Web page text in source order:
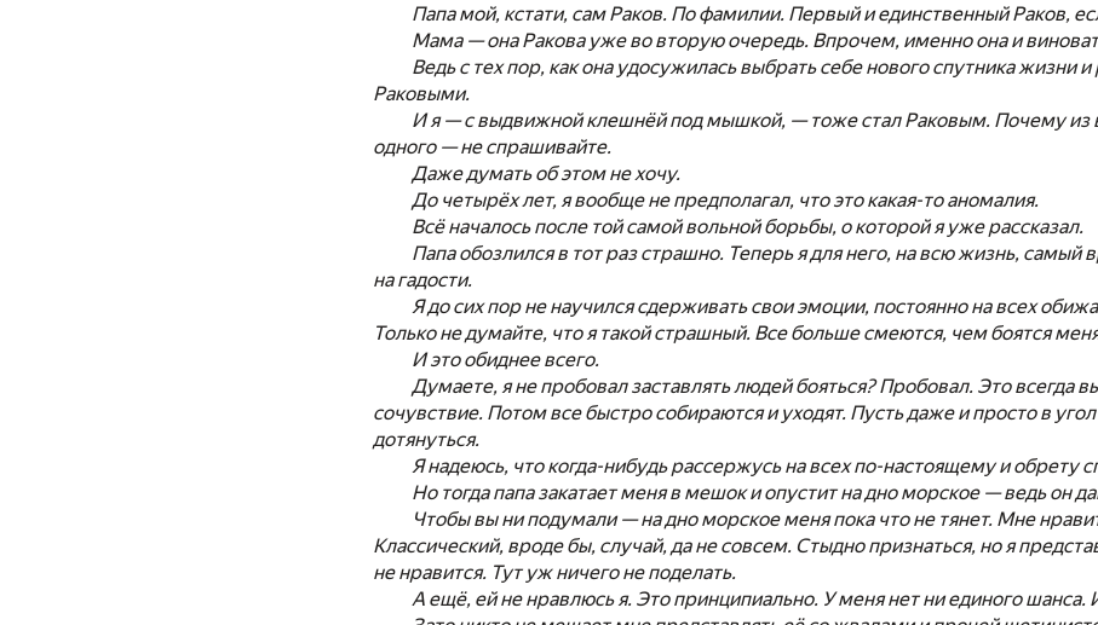
Папа мой, кстати, сам Раков. По фамилии. Первый и единственный Раков,
Мама — она Ракова уже во вторую очередь. Впрочем, именно она и
Ведь с тех пор, как она удосужилась выбрать себе нового спутника жизни
Раковыми.
И я — с выдвижной клешнёй под мышкой, — тоже стал Раковым. Почему из
одного — не спрашивайте.
Даже думать об этом не хочу.
До четырёх лет, я вообще не предполагал, что это какая-то аномалия.
Всё началось после той самой вольной борьбы, о которой я уже рассказал.
Папа обозлился в тот раз страшно. Теперь я для него, на всю жизнь,
на гадости.
Я до сих пор не научился сдерживать свои эмоции, постоянно на всех
Только не думайте, что я такой страшный. Все больше смеются, чем боятся
И это обиднее всего.
Думаете, я не пробовал заставлять людей бояться? Пробовал. Это всегда
сочувствие. Потом все быстро собираются и уходят. Пусть даже и просто в
дотянуться.
Я надеюсь, что когда-нибудь рассержусь на всех по-настоящему и обрету
Но тогда папа закатает меня в мешок и опустит на дно морское — ведь он
Чтобы вы ни подумали — на дно морское меня пока что не тянет. Мне
Классический, вроде бы, случай, да не совсем. Стыдно признаться, но я
не нравится. Тут уж ничего не поделать.
А ещё, ей не нравлюсь я. Это принципиально. У меня нет ни единого шанса.